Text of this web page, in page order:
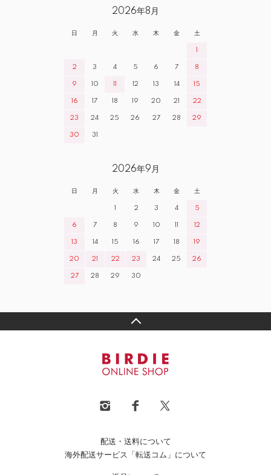
2026年8月
日 月 火 水 木 金 土
1
2 3 4 5 6 7 8
9 10 11 12 13 14 15
16 17 18 19 20 21 22
23 24 25 26 27 28 29
30 31
2026年9月
日 月 火 水 木 金 土
1 2 3 4 5
6 7 8 9 10 11 12
13 14 15 16 17 18 19
20 21 22 23 24 25 26
27 28 29 30
配送・送料について
海外配送サービス「転送コム」について